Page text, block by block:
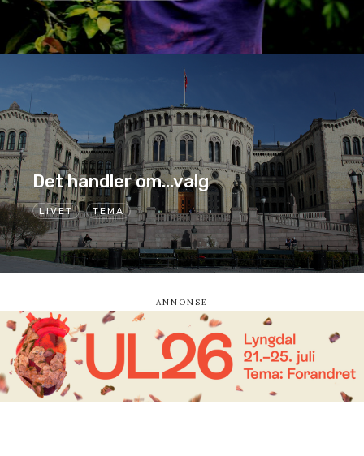
LIVET TEMA
Det handler om…valg